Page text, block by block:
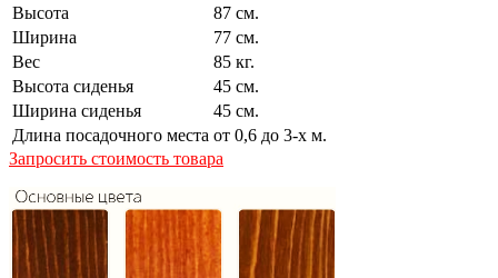
Высота
87 см.
Ширина
77 см.
Вес
85 кг.
Высота сиденья
45 см.
Ширина сиденья
45 см.
Длина посадочного места от 0,6 до 3-х м.
Запросить стоимость товара